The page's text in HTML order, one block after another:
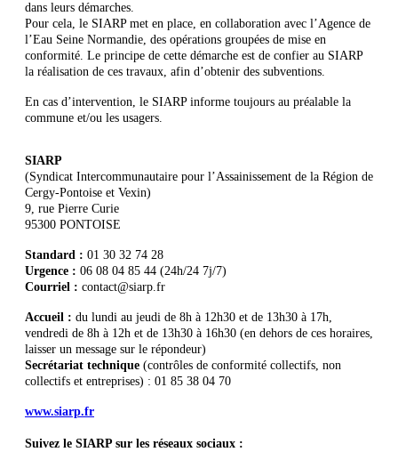
dans leurs démarches.
Pour cela, le SIARP met en place, en collaboration avec l’Agence de
l’Eau Seine Normandie, des opérations groupées de mise en
conformité. Le principe de cette démarche est de confier au SIARP
la réalisation de ces travaux, afin d’obtenir des subventions.
En cas d’intervention, le SIARP informe toujours au préalable la
commune et/ou les usagers.
SIARP
(Syndicat Intercommunautaire pour l’Assainissement de la Région de
Cergy-Pontoise et Vexin)
9, rue Pierre Curie
95300 PONTOISE
Standard : 01 30 32 74 28
Urgence : 06 08 04 85 44 (24h/24 7j/7)
Courriel : contact@siarp.fr
Accueil : du lundi au jeudi de 8h à 12h30 et de 13h30 à 17h,
vendredi de 8h à 12h et de 13h30 à 16h30 (en dehors de ces horaires,
laisser un message sur le répondeur)
Secrétariat technique (contrôles de conformité collectifs, non
collectifs et entreprises) : 01 85 38 04 70
www.siarp.fr
Suivez le SIARP sur les réseaux sociaux :